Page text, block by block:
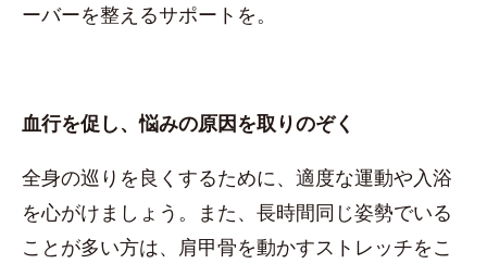
ーバーを整えるサポートを。
血行を促し、悩みの原因を取りのぞく
全身の巡りを良くするために、適度な運動や入浴
を心がけましょう。また、長時間同じ姿勢でいる
ことが多い方は、肩甲骨を動かすストレッチをこ